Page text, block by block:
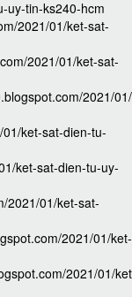
uy-tin-ks240-hcm
2021/01/ket-sat-
2021/01/ket-sat-
2021/
ket-sat-dien-tu-
ket-sat-dien-tu-uy-
2021/01/ket-sat-
2021/01/ket-
2021/01/